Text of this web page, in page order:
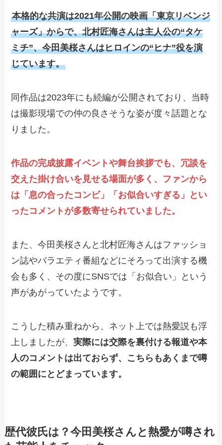
本格的な共演は2021年公開の映画「東京リベンジ
ャーズ」からで、北村匠海さんは主人公の“タケ
ミチ”、今田美桜さんはヒロインの“ヒナ”役を演
じています。
同作品は2023年にも続編が公開されており、当時
は撮影現場での仲の良さそうな姿が度々話題とな
りました。
作品の完成披露イベントや舞台挨拶でも、冗談を
交えた掛け合いを見せる場面が多く、ファンから
は「息の合ったコンビ」「お似合いすぎる」とい
ったコメントが多数寄せられていました。
また、今田美桜さんと北村匠海さんはファッショ
ン誌やバラエティ番組などにそろって出演する機
会も多く、その度にSNSでは「お似合い」という
声があがっていたようです。
こうした積み重ねから、ネット上では熱愛説も浮
上しましたが、実際には交際を裏付ける報道や本
人のコメントは出ておらず、こちらもあくまで噂
の範囲にとどまっています。
歴代彼氏は？今田美桜さんと熱愛が噂され